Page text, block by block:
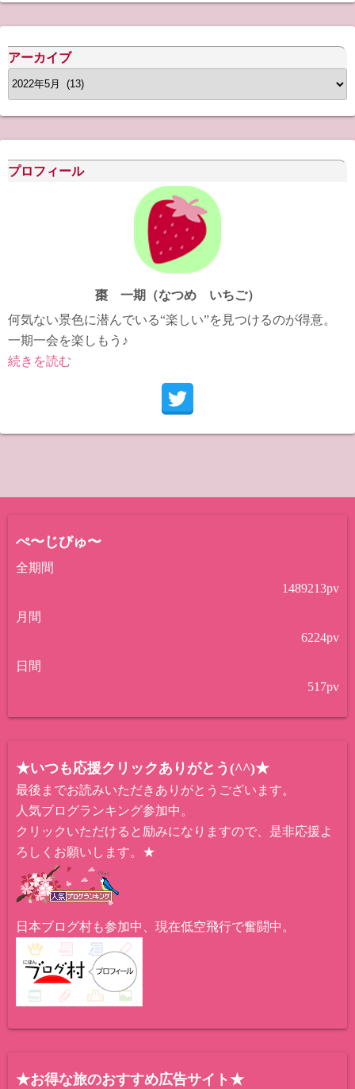
アーカイブ
ア
ー
カ
イ
ブ
プロフィール
棗 一期（なつめ いちご）
何気ない景色に潜んでいる“楽しい”を見つけるのが得意。
一期一会を楽しもう♪
続きを読む
ぺ〜じびゅ〜
全期間
1489213pv
月間
6224pv
日間
517pv
★いつも応援クリックありがとう(^^)★
最後までお読みいただきありがとうございます。
人気ブログランキング参加中。
クリックいただけると励みになりますので、是非応援よ
ろしくお願いします。★
日本ブログ村も参加中、現在低空飛行で奮闘中。
★お得な旅のおすすめ広告サイト★